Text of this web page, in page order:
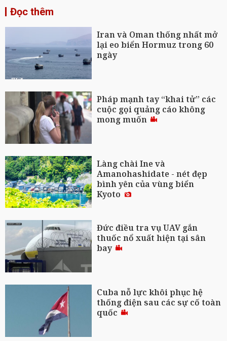
Đọc thêm
Iran và Oman thống nhất mở
lại eo biển Hormuz trong 60
ngày
Pháp mạnh tay “khai tử” các
cuộc gọi quảng cáo không
mong muốn
Làng chài Ine và
Amanohashidate - nét đẹp
bình yên của vùng biển
Kyoto
Đức điều tra vụ UAV gắn
thuốc nổ xuất hiện tại sân
bay
Cuba nỗ lực khôi phục hệ
thống điện sau các sự cố toàn
quốc